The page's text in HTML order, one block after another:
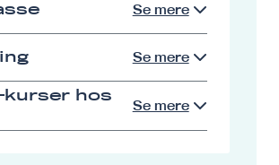
Se mere
Se mere
kurser hos
Se mere